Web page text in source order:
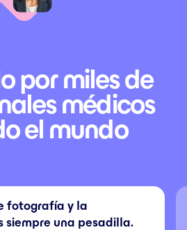
por miles de
médicos
el mundo
fotografía y la
siempre una pesadilla.